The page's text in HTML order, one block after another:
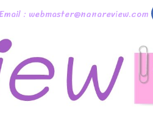
: webmaster@nanareview.com